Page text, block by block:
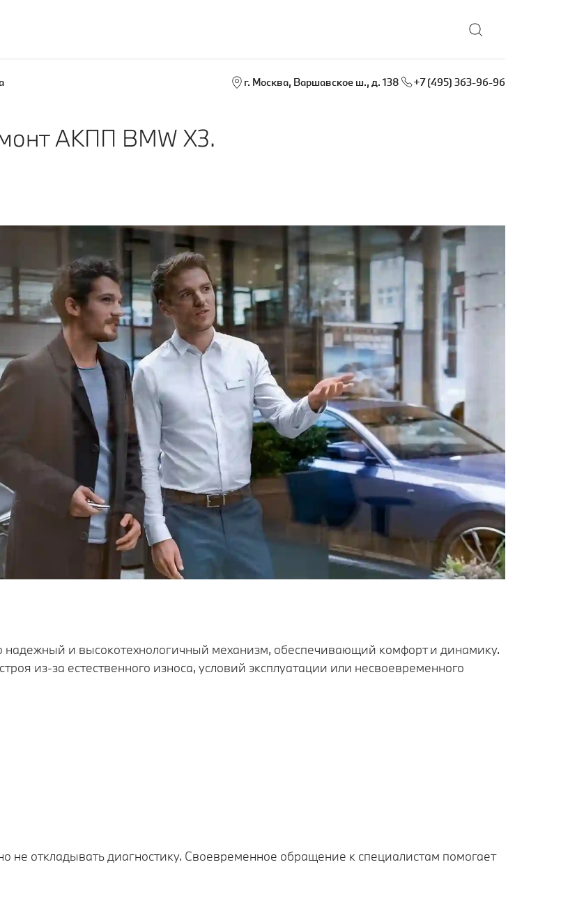
г. Москва, Варшавское ш., д. 138 +7 (495) 363-96-96
АКПП BMW X3.
надежный и высокотехнологичный механизм, обеспечивающий комфорт и динамику.
из-за естественного износа, условий эксплуатации или несвоевременного
не откладывать диагностику. Своевременное обращение к специалистам помогает